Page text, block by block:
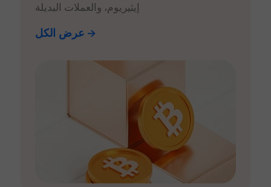
إيثيريوم، والعملات البديلة
عرض الكل